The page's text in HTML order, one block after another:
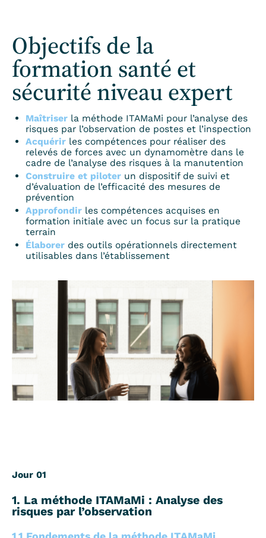
Objectifs de la
formation santé et
sécurité niveau expert
Maîtriser la méthode ITAMaMi pour l’analyse des
risques par l’observation de postes et l’inspection
Acquérir les compétences pour réaliser des
relevés de forces avec un dynamomètre dans le
cadre de l’analyse des risques à la manutention
Construire et piloter un dispositif de suivi et
d’évaluation de l’efficacité des mesures de
prévention
Approfondir les compétences acquises en
formation initiale avec un focus sur la pratique
terrain
Élaborer des outils opérationnels directement
utilisables dans l’établissement
Jour 01
1. La méthode ITAMaMi : Analyse des
risques par l’observation